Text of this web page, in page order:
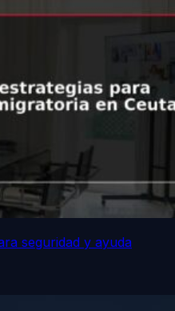
seguridad y ayuda